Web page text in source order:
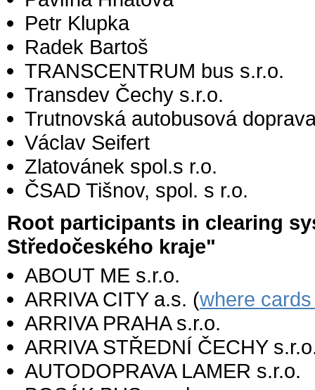
Petr Klupka
Radek Bartoš
TRANSCENTRUM bus s.r.o.
Transdev Čechy s.r.o.
Trutnovská autobusová
Václav Seifert
Zlatovánek spol.s r.o.
ČSAD Tišnov, spol. s r.o.
Root participants in clearing
Středočeského kraje"
ABOUT ME s.r.o.
ARRIVA CITY a.s. (where
ARRIVA PRAHA s.r.o.
ARRIVA STŘEDNÍ ČECHY
AUTODOPRAVA LAMER s.r.o.